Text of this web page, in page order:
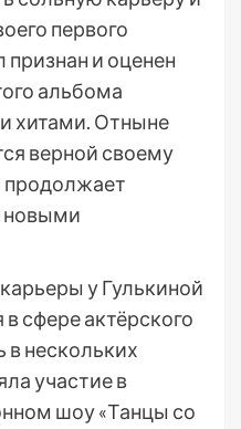
первого
и оценен
альбома
хитами. Отныне
верной своему
продолжает
новыми
у Гулькиной
сфере актёрского
в нескольких
участие в
шоу «Танцы со